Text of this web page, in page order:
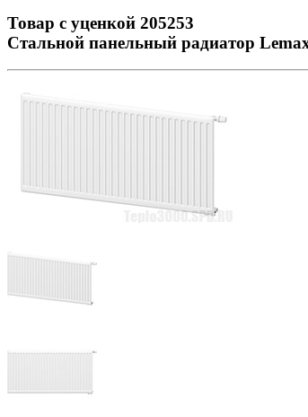
Товар с уценкой 205253
Стальной панельный радиатор